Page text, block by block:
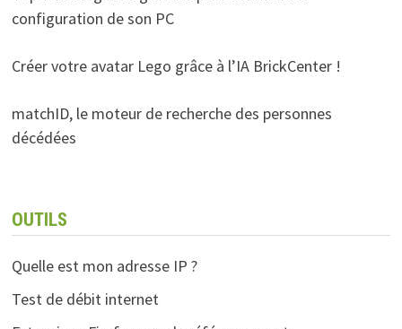
configuration de son PC
Créer votre avatar Lego grâce à l’IA BrickCenter !
matchID, le moteur de recherche des personnes
décédées
OUTILS
Quelle est mon adresse IP ?
Test de débit internet